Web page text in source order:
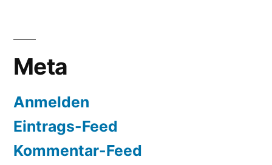
Meta
Anmelden
Eintrags-Feed
Kommentar-Feed